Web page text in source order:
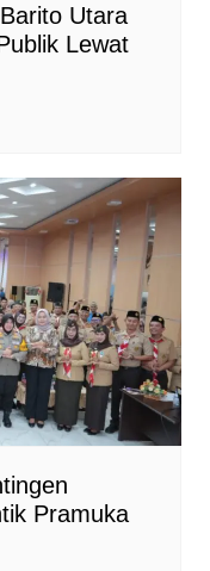
Utara
Lewat
Pramuka